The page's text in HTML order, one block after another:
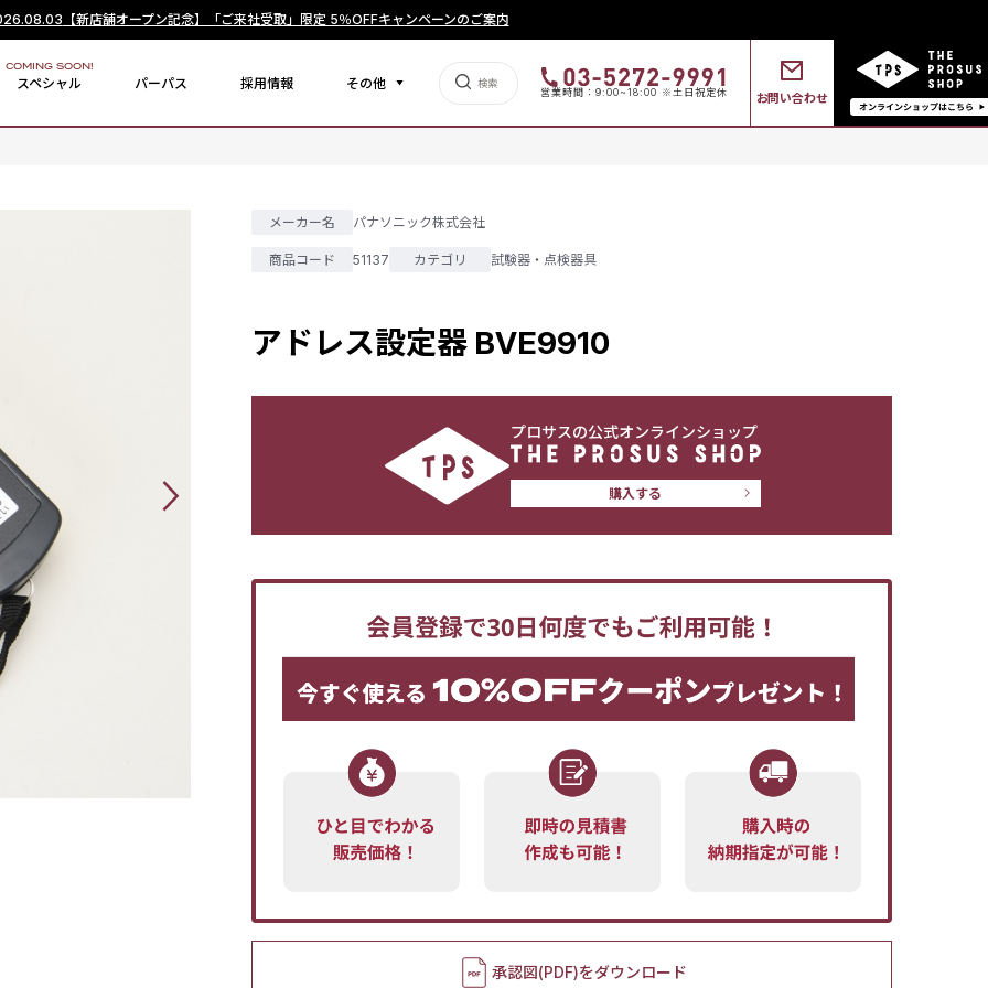
【新店舗オープン記念】「ご来社受取」限定 5％OFFキャンペーンのご案内
スペシャル
COMING SOON!
パーパス 採用情報 その他
営業時間：9:00~18:00 ※土日祝定休 お問い合わせ
メーカー名 パナソニック株式会社
商品コード 51137 カテゴリ 試験器・点検器具
アドレス設定器 BVE9910
プロサスの公式オンラインショップ
購入する
承認図(PDF)をダウンロード